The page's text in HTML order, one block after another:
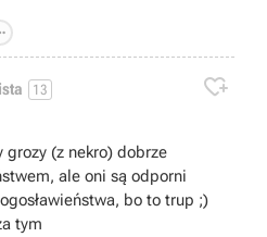
13 
grozy (z nekro) dobrze
ale oni są odporni
bo to trup ;)
tym